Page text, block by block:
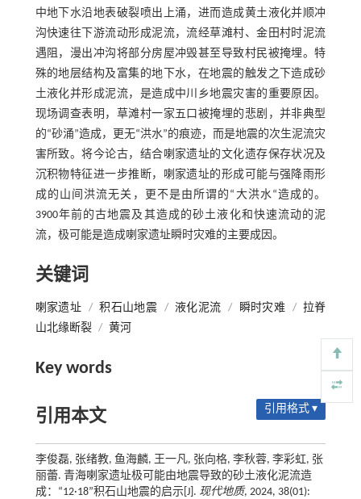
中地下水沿地表破裂喷出上涌，进而造成黄土液化并顺冲
沟快速往下游流动形成泥流，流经草滩村、金田村时泥流
遇阻，漫出冲沟将部分房屋冲毁甚至导致村民被掩埋。特
殊的地层结构及富集的地下水，在地震的触发之下造成砂
土液化并形成泥流，是造成中川乡地震灾害的重要原因。
现场调查表明，草滩村一家五口被掩埋的悲剧，并非典型
的“砂涌”造成，更无“洪水”的痕迹，而是地震的次生泥流灾
害所致。将今论古，结合喇家遗址的文化遗存保存状况及
沉积物特征进一步推断，喇家遗址的形成可能与强降雨形
成的山间洪流无关，更不是由所谓的“大洪水“造成的。
3900年前的古地震及其造成的砂土液化和快速流动的泥
流，极可能是造成喇家遗址瞬时灾难的主要成因。
关键词
喇家遗址 / 积石山地震 / 液化泥流 / 瞬时灾难 / 拉脊
山北缘断裂 / 黄河
Key words
引用本文 引用格式 ▾
李俊磊, 张绪教, 鱼海麟, 王一凡, 张向格, 李秋蓉, 李彩虹, 张
丽蕾. 青海喇家遗址极可能由地震导致的砂土液化泥流造
成：“12·18”积石山地震的启示[J]. 现代地质, 2024, 38(01):